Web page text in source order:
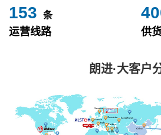
153 条
运营线路 供
朗进·大客户